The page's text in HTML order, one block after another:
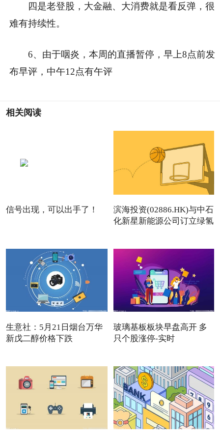
四是老登股，大金融、大消费就是看反弹，很
难有持续性。
6、由于咽炎，本周的直播暂停，早上8点前发
布早评，中午12点有午评
相关阅读
信号出现，可以出手了！
滨海投资(02886.HK)与中石
化新星新能源公司订立绿氢
生意社：5月21日烟台万华
新戊二醇价格下跌
玻璃基板板块早盘高开 多
只个股涨停-实时